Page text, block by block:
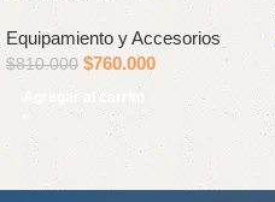
Equipamiento y Accesorios
$810.000 $760.000
Agregar al carrito